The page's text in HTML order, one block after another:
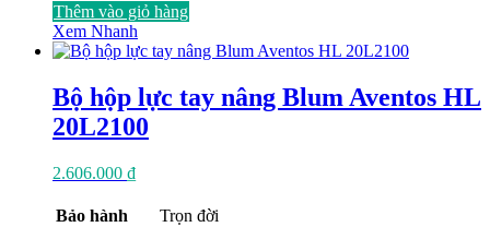
Thêm vào giỏ hàng
Xem Nhanh
Bộ hộp lực tay nâng Blum Aventos HL
20L2100
2.606.000 ₫
Bảo hành Trọn đời